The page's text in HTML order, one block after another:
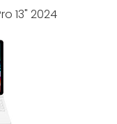
13" 2024